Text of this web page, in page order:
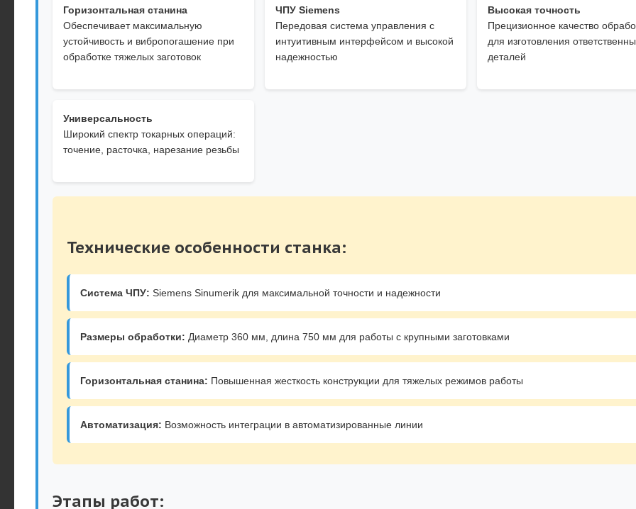
Горизонтальная станина
Обеспечивает максимальную
устойчивость и вибропогашение при
обработке тяжелых заготовок
ЧПУ Siemens
Передовая система управления с
интуитивным интерфейсом и высокой
надежностью
Высокая точность
Прецизионное качество
для изготовления
деталей
Универсальность
Широкий спектр токарных операций:
точение, расточка, нарезание резьбы
Технические особенности станка:
Система ЧПУ: Siemens Sinumerik для максимальной точности и надежности
Размеры обработки: Диаметр 360 мм, длина 750 мм для работы с крупными заготовками
Горизонтальная станина: Повышенная жесткость конструкции для тяжелых режимов работы
Автоматизация: Возможность интеграции в автоматизированные линии
Этапы работ: